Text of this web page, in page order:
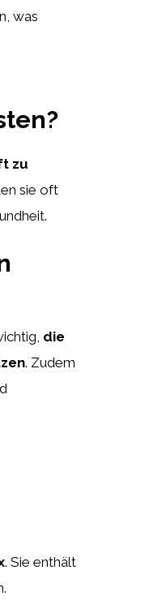
was
zu
sie oft
die
. Zudem
. Sie enthält